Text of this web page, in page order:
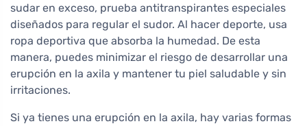
sudar en exceso, prueba antitranspirantes especiales
diseñados para regular el sudor. Al hacer deporte, usa
ropa deportiva que absorba la humedad. De esta
manera, puedes minimizar el riesgo de desarrollar una
erupción en la axila y mantener tu piel saludable y sin
irritaciones.
Si ya tienes una erupción en la axila, hay varias formas